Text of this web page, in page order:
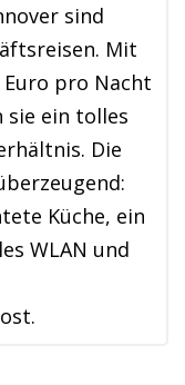
sind
Mit
pro Nacht
sie ein tolles
Die
Küche, ein
WLAN und